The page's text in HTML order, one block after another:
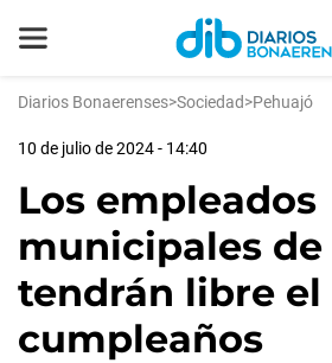
Diarios Bonaerenses>Sociedad>Pehuajó
10 de julio de 2024 - 14:40
Los empleados
municipales de
tendrán libre el
cumpleaños